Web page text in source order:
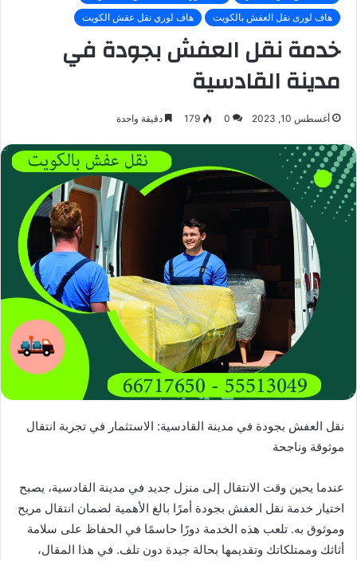
هاف لورى نقل العفش بالكويت
هاف لوري نقل عفش الكويت
خدمة نقل العفش بجودة في
مدينة القادسية
أغسطس 10, 2023 0
179 دقيقة واحدة
نقل العفش بجودة في مدينة القادسية: الاستثمار في تجربة انتقال
موثوقة وناجحة
عندما يحين وقت الانتقال إلى منزل جديد في مدينة القادسية، يصبح
اختيار خدمة نقل العفش بجودة أمرًا بالغ الأهمية لضمان انتقال مريح
وموثوق به. تلعب هذه الخدمة دورًا حاسمًا في الحفاظ على سلامة
أثاثك وممتلكاتك وتقديمها بحالة جيدة دون تلف. في هذا المقال،